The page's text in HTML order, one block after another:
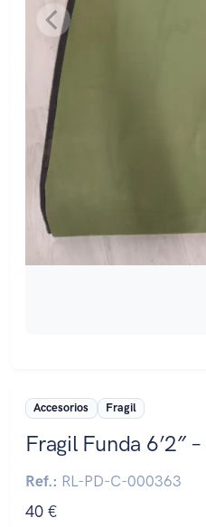
Accesorios Fragil
Fragil Funda 6’2″
Ref.: RL-PD-C-000363
40 €